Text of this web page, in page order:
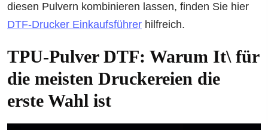
diesen Pulvern kombinieren lassen, finden Sie hier
DTF-Drucker Einkaufsführer hilfreich.
TPU-Pulver DTF: Warum It\ für
die meisten Druckereien die
erste Wahl ist